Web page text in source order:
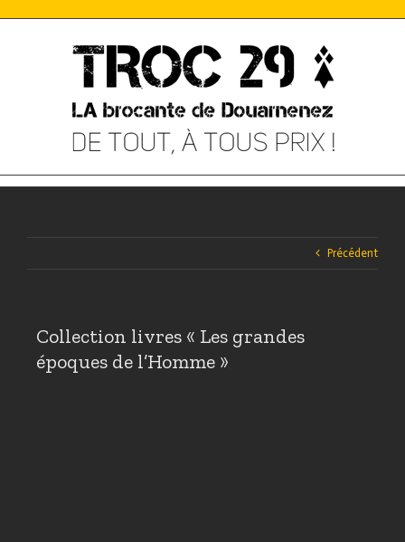
Précédent
Collection livres « Les grandes
époques de l’Homme »